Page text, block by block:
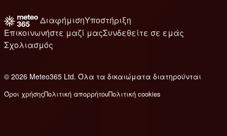
ΔιαφήμισηΥποστήριξη
Επικοινωνήστε μαζί μαςΣυνδεθείτε σε εμάς
Σχολιασμός
© 2026 Meteo365 Ltd. Όλα τα δικαιώματα διατηρούνται
Όροι χρήσηςΠολιτική απορρήτουΠολιτική cookies